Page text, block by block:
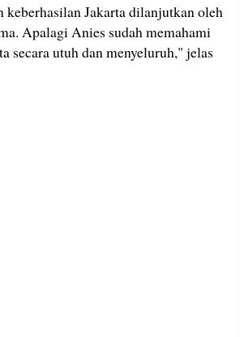
keberhasilan Jakarta dilanjutkan oleh
Apalagi Anies sudah memahami
secara utuh dan menyeluruh," jelas